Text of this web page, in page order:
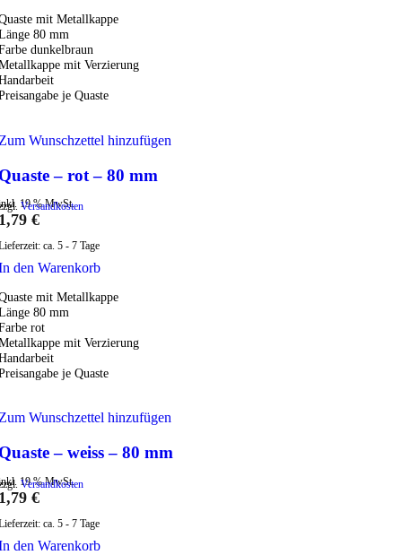
mit Metallkappe
80 mm
dunkelbraun
mit Verzierung
je Quaste
Wunschzettel hinzufügen
– rot – 80 mm
19 % MwSt.
Versandkosten
€
ca. 5 - 7 Tage
den Warenkorb
mit Metallkappe
80 mm
rot
mit Verzierung
je Quaste
Wunschzettel hinzufügen
– weiss – 80 mm
19 % MwSt.
Versandkosten
€
ca. 5 - 7 Tage
den Warenkorb